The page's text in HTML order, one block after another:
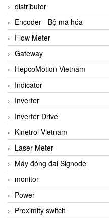
distributor
Encoder - Bộ mã hóa
Flow Meter
Gateway
HepcoMotion Vietnam
Indicator
Inverter
Inverter Drive
Kinetrol Vietnam
Laser Meter
Máy đóng đai Signode
monitor
Power
Proximity switch